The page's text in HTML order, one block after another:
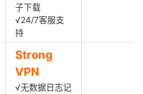
子下载
√24/7客服支
持
Strong
VPN
√无数据日志记